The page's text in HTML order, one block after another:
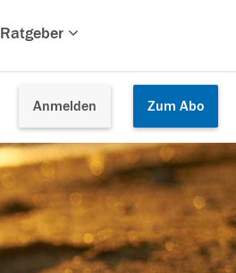
Ratgeber
Anmelden Zum Abo